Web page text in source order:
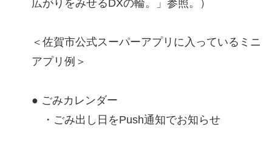
広がりをみせるDXの輪。」参照。）
＜佐賀市公式スーパーアプリに入っているミニ
アプリ例＞
● ごみカレンダー
・ごみ出し日をPush通知でお知らせ